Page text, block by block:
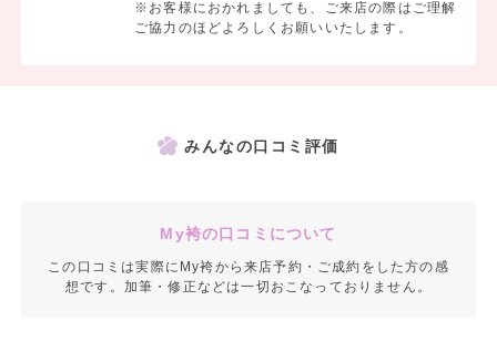
※お客様におかれましても、ご来店の際はご理解
ご協力のほどよろしくお願いいたします。
みんなの口コミ評価
My袴の口コミについて
この口コミは実際にMy袴から来店予約・ご成約をした方の感
想です。加筆・修正などは一切おこなっておりません。